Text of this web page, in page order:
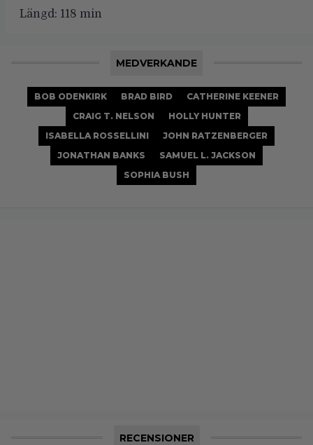
Längd: 118 min
MEDVERKANDE
BOB ODENKIRK BRAD BIRD
CATHERINE KEENER
CRAIG T. NELSON
HOLLY HUNTER
ISABELLA ROSSELLINI
JOHN RATZENBERGER
JONATHAN BANKS
SAMUEL L. JACKSON
SOPHIA BUSH
RECENSIONER